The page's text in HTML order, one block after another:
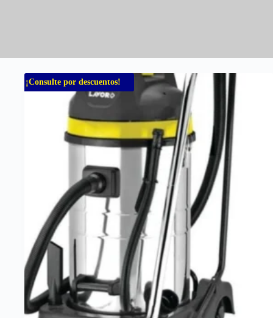
¡Consulte por descuentos!